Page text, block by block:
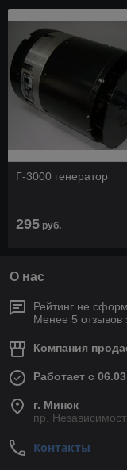
Г-3000 генератор
295 руб.
О нас
Рейтинг не
Менее 5 отзывов
Компания
Работает с
г. Минск
пр.
Контакты